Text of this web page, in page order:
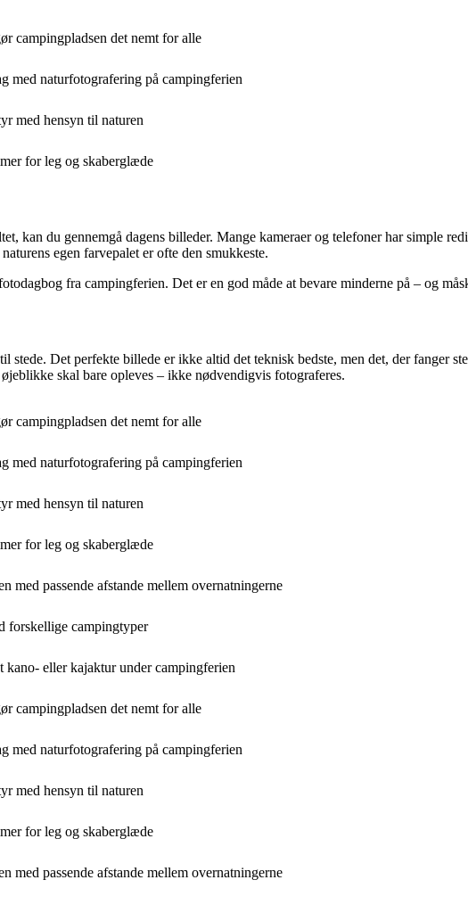
campingpladsen det nemt for alle
med naturfotografering på campingferien
med hensyn til naturen
for leg og skaberglæde
kan du gennemgå dagens billeder. Mange kameraer og telefoner har simple
egen farvepalet er ofte den smukkeste.
fra campingferien. Det er en god måde at bevare minderne på – og
stede. Det perfekte billede er ikke altid det teknisk bedste, men det, der fanger
skal bare opleves – ikke nødvendigvis fotograferes.
campingpladsen det nemt for alle
med naturfotografering på campingferien
med hensyn til naturen
for leg og skaberglæde
med passende afstande mellem overnatningerne
forskellige campingtyper
eller kajaktur under campingferien
campingpladsen det nemt for alle
med naturfotografering på campingferien
med hensyn til naturen
for leg og skaberglæde
med passende afstande mellem overnatningerne